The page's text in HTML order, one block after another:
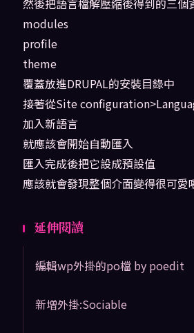
然後把語言檔解壓縮後得到的三個
modules
profile
theme
覆蓋放進DRUPAL的安裝目錄中
接著從Site
加入新語言
就應該會開始自動匯入
匯入完成後把它設成預設值
應該就會發現整個介面變得很可愛
延伸閱讀
編輯wp外掛的po檔 by poedit
新增外掛:Sociable